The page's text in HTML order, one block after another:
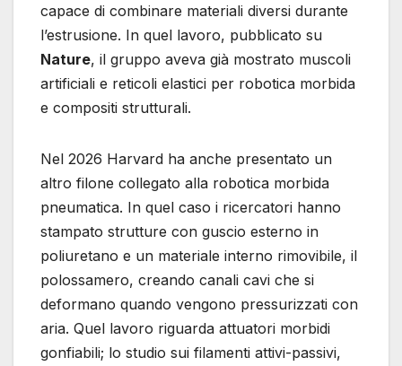
capace di combinare materiali diversi durante
l’estrusione. In quel lavoro, pubblicato su
Nature, il gruppo aveva già mostrato muscoli
artificiali e reticoli elastici per robotica morbida
e compositi strutturali.
Nel 2026 Harvard ha anche presentato un
altro filone collegato alla robotica morbida
pneumatica. In quel caso i ricercatori hanno
stampato strutture con guscio esterno in
poliuretano e un materiale interno rimovibile, il
polossamero, creando canali cavi che si
deformano quando vengono pressurizzati con
aria. Quel lavoro riguarda attuatori morbidi
gonfiabili; lo studio sui filamenti attivi-passivi,